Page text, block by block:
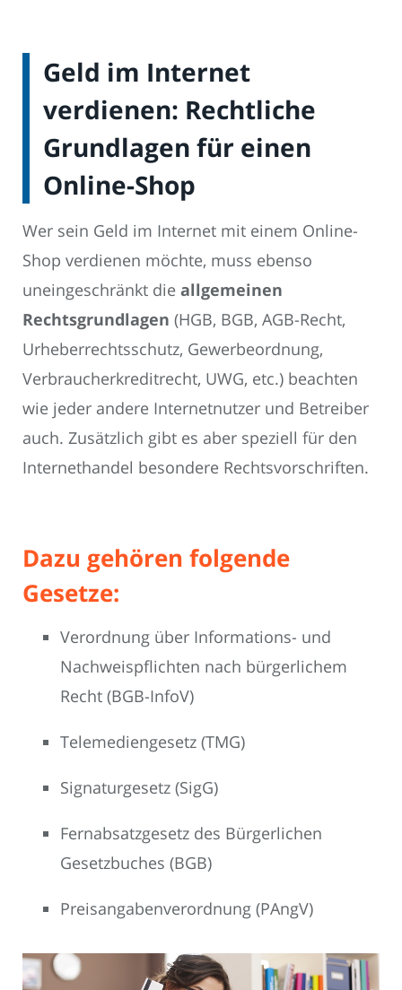
Geld im Internet
verdienen: Rechtliche
Grundlagen für einen
Online-Shop
Wer sein Geld im Internet mit einem Online-
Shop verdienen möchte, muss ebenso
uneingeschränkt die allgemeinen
Rechtsgrundlagen (HGB, BGB, AGB-Recht,
Urheberrechtsschutz, Gewerbeordnung,
Verbraucherkreditrecht, UWG, etc.) beachten
wie jeder andere Internetnutzer und Betreiber
auch. Zusätzlich gibt es aber speziell für den
Internethandel besondere Rechtsvorschriften.
Dazu gehören folgende
Gesetze:
Verordnung über Informations- und
Nachweispflichten nach bürgerlichem
Recht (BGB-InfoV)
Telemediengesetz (TMG)
Signaturgesetz (SigG)
Fernabsatzgesetz des Bürgerlichen
Gesetzbuches (BGB)
Preisangabenverordnung (PAngV)